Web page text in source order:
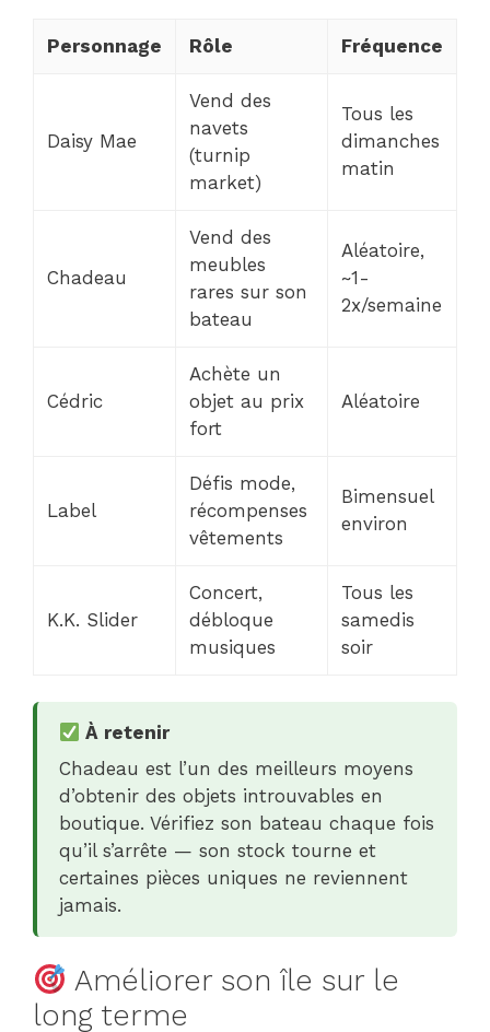
Personnage Rôle Fréquence
Daisy Mae
Vend des
navets
(turnip
market)
Tous les
dimanches
matin
Chadeau
Vend des
meubles
rares sur son
bateau
Aléatoire,
~1-
2x/semaine
Cédric
Achète un
objet au prix
fort
Aléatoire
Label
Défis mode,
récompenses
vêtements
Bimensuel
environ
K.K. Slider
Concert,
débloque
musiques
Tous les
samedis
soir
À retenir
Chadeau est l’un des meilleurs moyens
d’obtenir des objets introuvables en
boutique. Vérifiez son bateau chaque fois
qu’il s’arrête — son stock tourne et
certaines pièces uniques ne reviennent
jamais.
Améliorer son île sur le
long terme